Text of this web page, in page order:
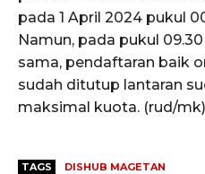
pada 1 April 2024 pukul
Namun, pada pukul
sama, pendaftaran baik
sudah ditutup lantaran
maksimal kuota. (rud/mk)
TAGS DISHUB MAGETAN